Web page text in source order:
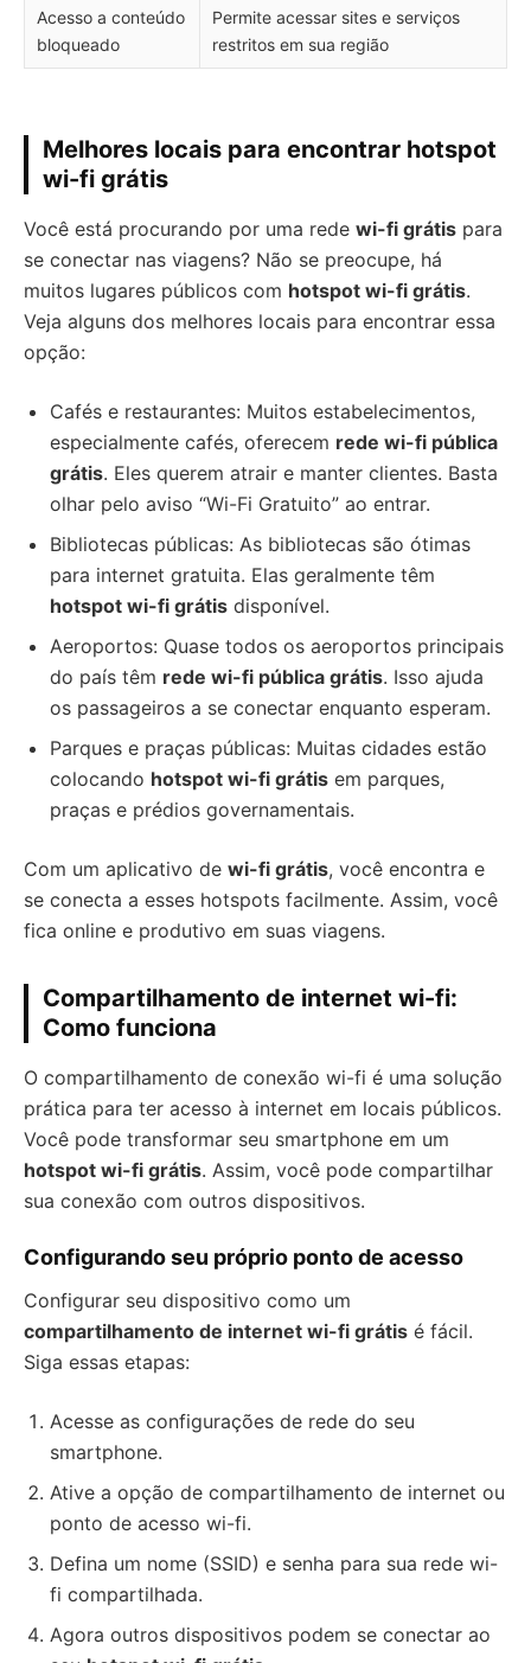
Acesso a conteúdo
bloqueado
Permite acessar sites e serviços
restritos em sua região
Melhores locais para encontrar hotspot
wi-fi grátis
Você está procurando por uma rede wi-fi grátis para
se conectar nas viagens? Não se preocupe, há
muitos lugares públicos com hotspot wi-fi grátis.
Veja alguns dos melhores locais para encontrar essa
opção:
Cafés e restaurantes: Muitos estabelecimentos,
especialmente cafés, oferecem rede wi-fi pública
grátis. Eles querem atrair e manter clientes. Basta
olhar pelo aviso “Wi-Fi Gratuito” ao entrar.
Bibliotecas públicas: As bibliotecas são ótimas
para internet gratuita. Elas geralmente têm
hotspot wi-fi grátis disponível.
Aeroportos: Quase todos os aeroportos principais
do país têm rede wi-fi pública grátis. Isso ajuda
os passageiros a se conectar enquanto esperam.
Parques e praças públicas: Muitas cidades estão
colocando hotspot wi-fi grátis em parques,
praças e prédios governamentais.
Com um aplicativo de wi-fi grátis, você encontra e
se conecta a esses hotspots facilmente. Assim, você
fica online e produtivo em suas viagens.
Compartilhamento de internet wi-fi:
Como funciona
O compartilhamento de conexão wi-fi é uma solução
prática para ter acesso à internet em locais públicos.
Você pode transformar seu smartphone em um
hotspot wi-fi grátis. Assim, você pode compartilhar
sua conexão com outros dispositivos.
Configurando seu próprio ponto de acesso
Configurar seu dispositivo como um
compartilhamento de internet wi-fi grátis é fácil.
Siga essas etapas:
Acesse as configurações de rede do seu
smartphone.
Ative a opção de compartilhamento de internet ou
ponto de acesso wi-fi.
Defina um nome (SSID) e senha para sua rede wi-
fi compartilhada.
Agora outros dispositivos podem se conectar ao